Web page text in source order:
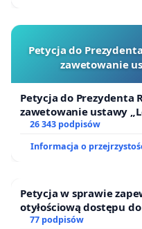
Petycja do
zawetowanie
Petycja do Prezydenta
zawetowanie ustawy
26 343 podpisów
Informacja o
Petycja w sprawie
otyłościową dostępu
oraz programów
77 podpisów